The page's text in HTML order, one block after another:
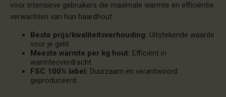
voor intensieve gebruikers die maximale warmte en efficiëntie
verwachten van hun haardhout.
Beste prijs/kwaliteitsverhouding: Uitstekende waarde
voor je geld.
Meeste warmte per kg hout: Efficiënt in
warmteoverdracht.
FSC 100% label: Duurzaam en verantwoord
geproduceerd.